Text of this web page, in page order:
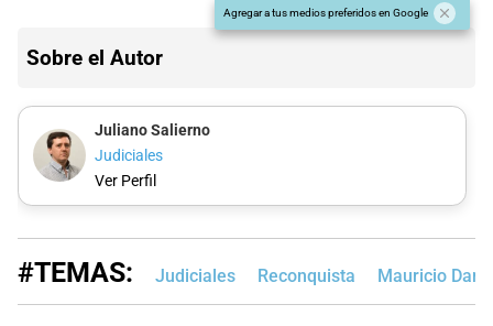
Agregar a tus medios preferidos en Google
Sobre el Autor
Juliano Salierno
Judiciales
Ver Perfil
#TEMAS: Judiciales Reconquista Mauricio